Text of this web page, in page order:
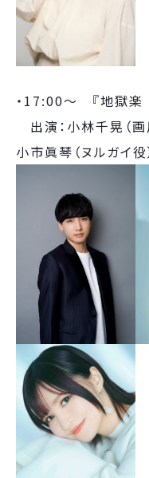
・17:00～ 『地獄楽
出演：小林千晃（画
小市眞琴（ヌルガイ役